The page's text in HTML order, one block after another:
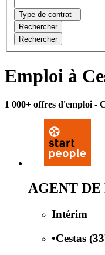
Type de contrat
Rechercher
Rechercher
Emploi à
1 000+ offres d'emploi -
AGENT DE
Intérim
•Cestas